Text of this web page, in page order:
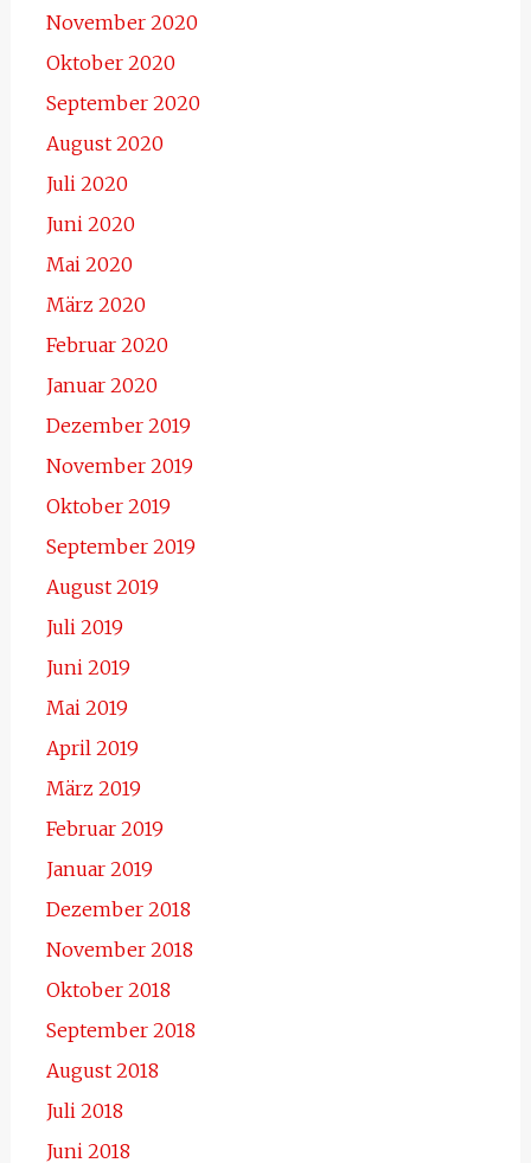
November 2020
Oktober 2020
September 2020
August 2020
Juli 2020
Juni 2020
Mai 2020
März 2020
Februar 2020
Januar 2020
Dezember 2019
November 2019
Oktober 2019
September 2019
August 2019
Juli 2019
Juni 2019
Mai 2019
April 2019
März 2019
Februar 2019
Januar 2019
Dezember 2018
November 2018
Oktober 2018
September 2018
August 2018
Juli 2018
Juni 2018